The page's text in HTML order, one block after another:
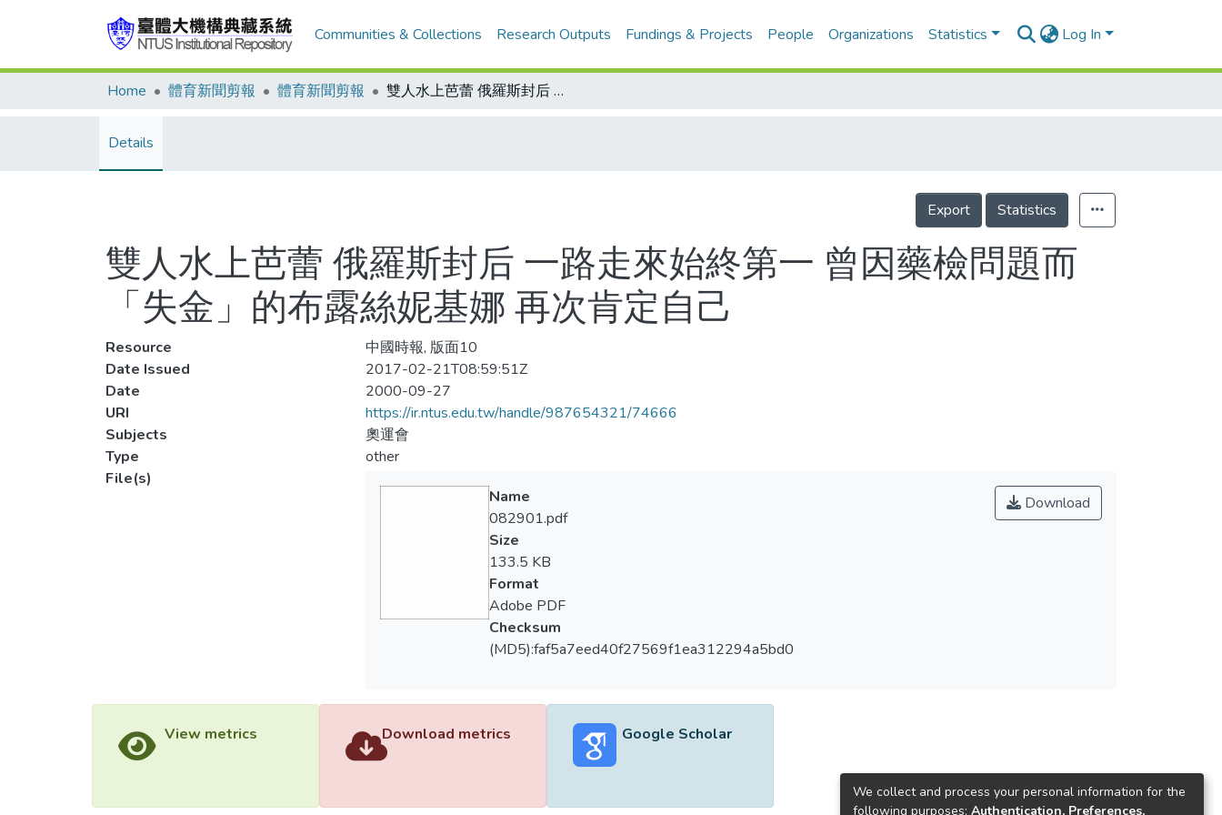
Communities & Collections Research Outputs Fundings & Projects People Organizations Statistics Log In
Home 體育新聞剪報 體育新聞剪報 雙人水上芭蕾 俄羅斯封后 一路走來始終第一 曾因藥檢問題而「失金」的布露絲妮基娜 再次肯定自己
Details
Export Statistics
雙人水上芭蕾 俄羅斯封后 一路走來始終第一 曾因藥檢問題而
「失金」的布露絲妮基娜 再次肯定自己
Resource
中國時報, 版面10
Date Issued
2017-02-21T08:59:51Z
Date
2000-09-27
URI
https://ir.ntus.edu.tw/handle/987654321/74666
Subjects
奧運會
Type
other
File(s)
Download
Name
082901.pdf
Size
133.5 KB
Format
Adobe PDF
Checksum
(MD5):faf5a7eed40f27569f1ea312294a5bd0
View metrics Download metrics Google Scholar
We collect and process your personal information for the
following purposes: Authentication, Preferences,